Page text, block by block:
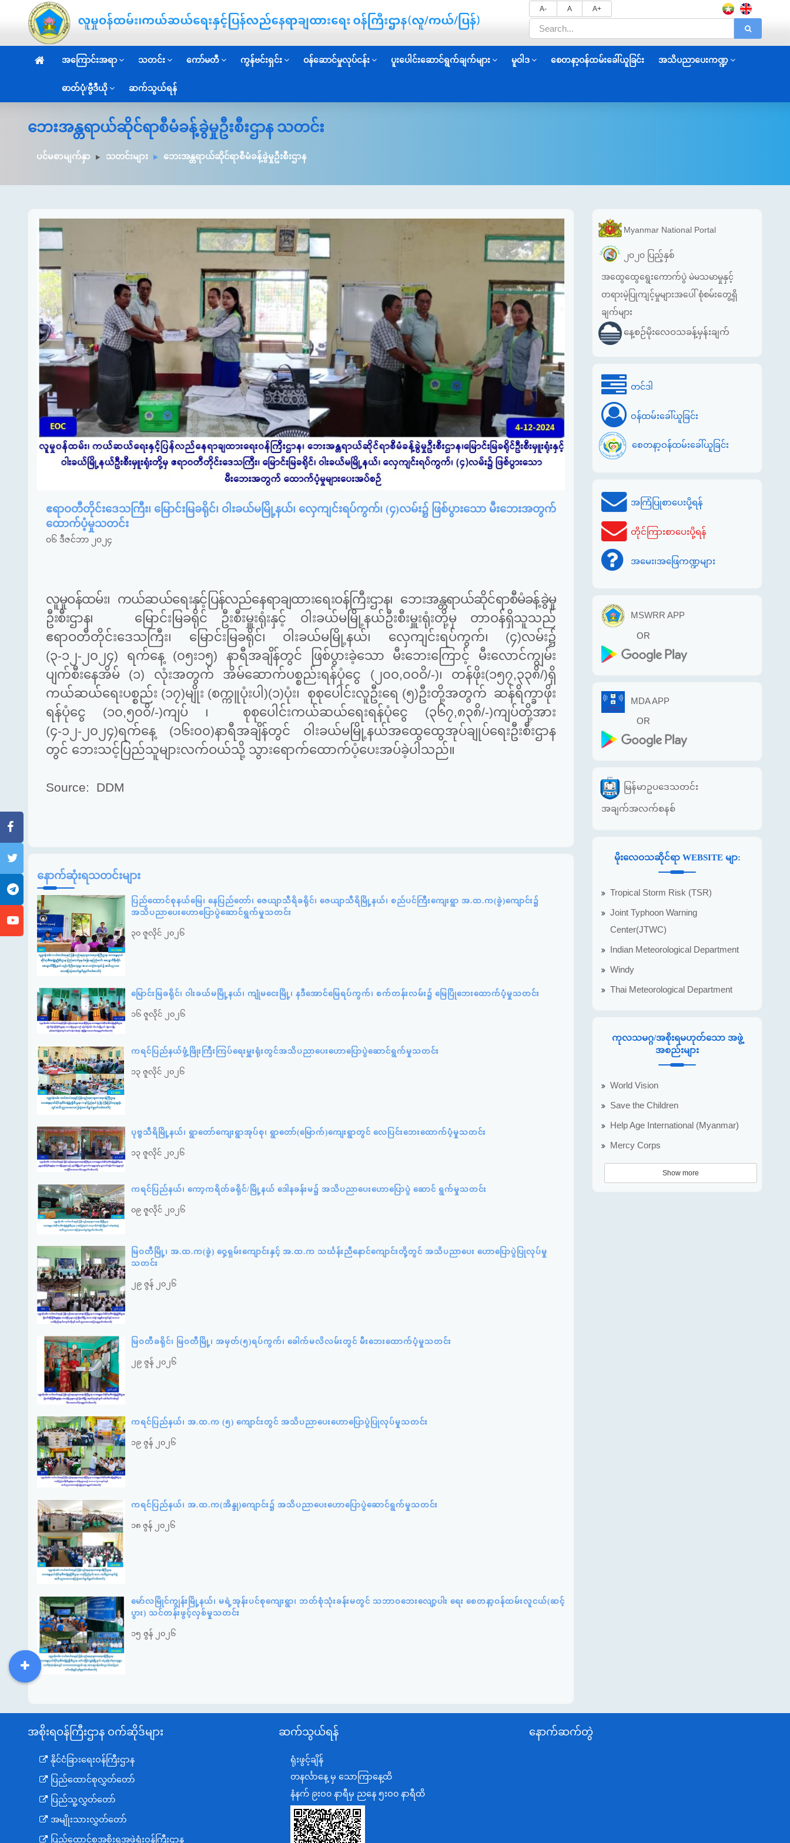
A- A A+
အကြောင်းအရာ သတင်း ကော်မတီ ကွန်ဗင်းရှင်း ဝန်ဆောင်မှုလုပ်ငန်း ပူးပေါင်းဆောင်ရွက်ချက်များ မူဝါဒ စေတနာ့ဝန်ထမ်းခေါ်ယူခြင်း အသိပညာပေးကဏ္ဍ
ဓာတ်ပုံ/ဗွီဒီယို ဆက်သွယ်ရန်
ဘေးအန္တရာယ်ဆိုင်ရာစီမံခန့်ခွဲမှုဦးစီးဌာန သတင်း
ပင်မစာမျက်နှာ သတင်းများ ဘေးအန္တရာယ်ဆိုင်ရာစီမံခန့်ခွဲမှုဦးစီးဌာန
ဧရာဝတီတိုင်းဒေသကြီး၊ မြောင်းမြခရိုင်၊ ဝါးခယ်မမြို့နယ်၊ လှေကျင်းရပ်ကွက်၊ (၄)လမ်း၌ ဖြစ်ပွားသော မီးဘေးအတွက်
ထောက်ပံ့မှုသတင်း
၀၆ ဒီဇင်ဘာ ၂၀၂၄
လူမှုဝန်ထမ်း၊ ကယ်ဆယ်ရေးနှင့်ပြန်လည်နေရာချထားရေးဝန်ကြီးဌာန၊ ဘေးအန္တရာယ်ဆိုင်ရာစီမံခန့်ခွဲမှု
ဦးစီးဌာန၊
မြောင်းမြခရိုင် ဦးစီးမှူးရုံးနှင့် ဝါးခယ်မမြို့နယ်ဦးစီးမှူးရုံးတို့မှ တာဝန်ရှိသူသည်
ဧရာဝတီတိုင်းဒေသကြီး၊ မြောင်းမြခရိုင်၊ ဝါးခယ်မမြို့နယ်၊ လှေကျင်းရပ်ကွက်၊ (၄)လမ်း၌
(၃-၁၂-၂၀၂၄) ရက်နေ့ (၀၅း၁၅) နာရီအချိန်တွင် ဖြစ်ပွားခဲ့သော မီးဘေးကြောင့် မီးလောင်ကျွမ်း
ပျက်စီးနေအိမ် (၁) လုံးအတွက် အိမ်ဆောက်ပစ္စည်းရန်ပုံငွေ (၂၀၀,၀၀ဝိ/-)၊ တန်ဖိုး(၁၅၇,၃၃၈ိ/)ရှိ
ကယ်ဆယ်ရေးပစ္စည်း (၁၇)မျိုး (စက္ကူပုံးပါ)(၁)ပုံး၊
စုစုပေါင်းလူဦးရေ (၅)ဦးတို့အတွက် ဆန်ရိက္ခာဖိုး
ရန်ပုံငွေ (၁၀,၅၀၀ိ/-)ကျပ် ၊
စုစုပေါင်းကယ်ဆယ်ရေးရန်ပုံငွေ (၃၆၇,၈၃၈ိ/-)ကျပ်တို့အား
(၄-၁၂-၂၀၂၄)ရက်နေ့ (၁၆း၀၀)နာရီအချိန်တွင် ဝါးခယ်မမြို့နယ်အထွေထွေအုပ်ချုပ်ရေးဦးစီးဌာန
တွင် ဘေးသင့်ပြည်သူများလက်ဝယ်သို့ သွားရောက်ထောက်ပံ့ပေးအပ်ခဲ့ပါသည်။
Source: DDM
နောက်ဆုံးရသတင်းများ
ပြည်ထောင်စုနယ်မြေ၊ နေပြည်တော်၊ ဇေယျာသီရိခရိုင်၊ ဇေယျာသီရိမြို့နယ်၊ စည်ပင်ကြီးကျေးရွာ အ.ထ.က(ခွဲ)ကျောင်း၌
အသိပညာပေးဟောပြောပွဲဆောင်ရွက်မှုသတင်း
၃၀ ဇူလိုင် ၂၀၂၆
မြောင်းမြခရိုင်၊ ဝါးခယ်မမြို့နယ်၊ ကျုံမငေးမြို့၊ နဒီအောင်မြေရပ်ကွက်၊ စက်တန်းလမ်း၌ မြေပြိုဘေးထောက်ပံ့မှုသတင်း
၁၆ ဇူလိုင် ၂၀၂၆
ကရင်ပြည်နယ်ဖွံ့ဖြိုးကြီးကြပ်ရေးမှူးရုံးတွင်အသိပညာပေးဟောပြောပွဲဆောင်ရွက်မှုသတင်း
၁၃ ဇူလိုင် ၂၀၂၆
ပုဗ္ဗသီရိမြို့နယ်၊ ရွာတော်ကျေးရွာအုပ်စု၊ ရွာတော်(မြောက်)ကျေးရွာတွင် လေပြင်းဘေးထောက်ပံ့မှုသတင်း
၁၃ ဇူလိုင် ၂၀၂၆
ကရင်ပြည်နယ်၊ ကော့ကရိတ်ခရိုင်/မြို့နယ် ဒေါနခန်းမ၌ အသိပညာပေးဟောပြောပွဲ ဆောင် ရွက်မှုသတင်း
၀၉ ဇူလိုင် ၂၀၂၆
မြဝတီမြို့၊ အ.ထ.က(ခွဲ) ဝှေ့ရှမ်းကျောင်းနှင့် အ.ထ.က သင်္ဃန်းညီနောင်ကျောင်းတို့တွင် အသိပညာပေး ဟောပြောပွဲပြုလုပ်မှု
သတင်း
၂၉ ဇွန် ၂၀၂၆
မြဝတီခရိုင်၊ မြဝတီမြို့၊ အမှတ်(၅)ရပ်ကွက်၊ ခေါက်မလိလမ်းတွင် မီးဘေးထောက်ပံ့မှုသတင်း
၂၉ ဇွန် ၂၀၂၆
ကရင်ပြည်နယ်၊ အ.ထ.က (၅) ကျောင်းတွင် အသိပညာပေးဟောပြောပွဲပြုလုပ်မှုသတင်း
၁၉ ဇွန် ၂၀၂၆
ကရင်ပြည်နယ်၊ အ.ထ.က(အိန္ဒု)ကျောင်း၌ အသိပညာပေးဟောပြောပွဲဆောင်ရွက်မှုသတင်း
၁၈ ဇွန် ၂၀၂၆
မော်လမြိုင်ကျွန်းမြို့နယ်၊ မရဲ့အုန်းပင်စုကျေးရွာ၊ ဘတ်စုံသုံးခန်းမတွင် သဘာဝဘေးလျော့ပါး ရေး စေတနာ့ဝန်ထမ်းလူငယ်(ဆင့်
ပွား) သင်တန်းဖွင့်လှစ်မှုသတင်း
၁၅ ဇွန် ၂၀၂၆
Myanmar National Portal
၂၀၂၀ ပြည့်နှစ်
အထွေထွေရွေးကောက်ပွဲ မဲမသမာမှုနှင့်
တရားမဲ့ပြုကျင့်မှုများအပေါ် စုံစမ်းတွေ့ရှိ
ချက်များ
နေ့စဉ်မိုးလေဝသခန့်မှန်းချက်
တင်ဒါ
ဝန်ထမ်းခေါ်ယူခြင်း
စေတနာ့ဝန်ထမ်းခေါ်ယူခြင်း
အကြံပြုစာပေးပို့ရန်
တိုင်ကြားစာပေးပို့ရန်
အမေး၊အဖြေကဏ္ဍများ
MSWRR APP
OR
MDA APP
OR
မြန်မာဥပဒေသတင်း
အချက်အလက်စနစ်
မိုးလေဝသဆိုင်ရာ WEBSITE မျာ:
Tropical Storm Risk (TSR)
Joint Typhoon Warning
Center(JTWC)
Indian Meteorological Department
Windy
Thai Meteorological Department
ကုလသမဂ္ဂ/အစိုးရမဟုတ်သော အဖွဲ့
အစည်းများ
World Vision
Save the Children
Help Age International (Myanmar)
Mercy Corps
Show more
အစိုးရဝန်ကြီးဌာန ဝက်ဆိုဒ်များ
နိုင်ငံခြားရေးဝန်ကြီးဌာန
ပြည်ထောင်စုလွှတ်တော်
ပြည်သူ့လွှတ်တော်
အမျိုးသားလွှတ်တော်
ပြည်ထောင်စုအစိုးရအဖွဲ့ရုံးဝန်ကြီးဌာန
ဆက်သွယ်ရန်
ရုံးဖွင့်ချိန်
တနင်္လာနေ့ မှ သောကြာနေ့ထိ
နံနက် ၉းဝ၀ နာရီမှ ညနေ ၅းဝ၀ နာရီထိ
နောက်ဆက်တွဲ
DDM